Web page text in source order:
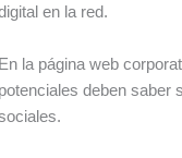
en la red.
En la página web
potenciales deben saber